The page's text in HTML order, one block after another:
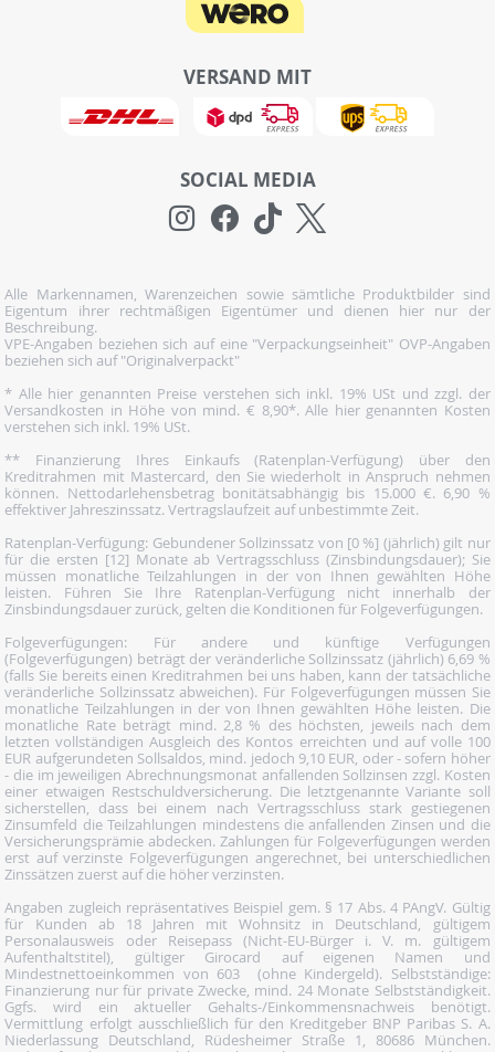
VERSAND MIT
SOCIAL MEDIA
Alle Markennamen, Warenzeichen sowie sämtliche Produktbilder sind
Eigentum ihrer rechtmäßigen Eigentümer und dienen hier nur der
Beschreibung.
VPE-Angaben beziehen sich auf eine "Verpackungseinheit" OVP-Angaben
beziehen sich auf "Originalverpackt"
* Alle hier genannten Preise verstehen sich inkl. 19% USt und zzgl. der
Versandkosten in Höhe von mind. € 8,90*. Alle hier genannten Kosten
verstehen sich inkl. 19% USt.
** Finanzierung Ihres Einkaufs (Ratenplan-Verfügung) über den
Kreditrahmen mit Mastercard, den Sie wiederholt in Anspruch nehmen
können. Nettodarlehensbetrag bonitätsabhängig bis 15.000 €. 6,90 %
effektiver Jahreszinssatz. Vertragslaufzeit auf unbestimmte Zeit.
Ratenplan-Verfügung: Gebundener Sollzinssatz von [0 %] (jährlich) gilt nur
für die ersten [12] Monate ab Vertragsschluss (Zinsbindungsdauer); Sie
müssen monatliche Teilzahlungen in der von Ihnen gewählten Höhe
leisten. Führen Sie Ihre Ratenplan-Verfügung nicht innerhalb der
Zinsbindungsdauer zurück, gelten die Konditionen für Folgeverfügungen.
Folgeverfügungen: Für andere und künftige Verfügungen
(Folgeverfügungen) beträgt der veränderliche Sollzinssatz (jährlich) 6,69 %
(falls Sie bereits einen Kreditrahmen bei uns haben, kann der tatsächliche
veränderliche Sollzinssatz abweichen). Für Folgeverfügungen müssen Sie
monatliche Teilzahlungen in der von Ihnen gewählten Höhe leisten. Die
monatliche Rate beträgt mind. 2,8 % des höchsten, jeweils nach dem
letzten vollständigen Ausgleich des Kontos erreichten und auf volle 100
EUR aufgerundeten Sollsaldos, mind. jedoch 9,10 EUR, oder - sofern höher
- die im jeweiligen Abrechnungsmonat anfallenden Sollzinsen zzgl. Kosten
einer etwaigen Restschuldversicherung. Die letztgenannte Variante soll
sicherstellen, dass bei einem nach Vertragsschluss stark gestiegenen
Zinsumfeld die Teilzahlungen mindestens die anfallenden Zinsen und die
Versicherungsprämie abdecken. Zahlungen für Folgeverfügungen werden
erst auf verzinste Folgeverfügungen angerechnet, bei unterschiedlichen
Zinssätzen zuerst auf die höher verzinsten.
Angaben zugleich repräsentatives Beispiel gem. § 17 Abs. 4 PAngV. Gültig
für Kunden ab 18 Jahren mit Wohnsitz in Deutschland, gültigem
Personalausweis oder Reisepass (Nicht-EU-Bürger i. V. m. gültigem
Aufenthaltstitel), gültiger Girocard auf eigenen Namen und
Mindestnettoeinkommen von 603  (ohne Kindergeld). Selbstständige:
Finanzierung nur für private Zwecke, mind. 24 Monate Selbstständigkeit.
Ggfs. wird ein aktueller Gehalts-/Einkommensnachweis benötigt.
Vermittlung erfolgt ausschließlich für den Kreditgeber BNP Paribas S. A.
Niederlassung Deutschland, Rüdesheimer Straße 1, 80686 München.